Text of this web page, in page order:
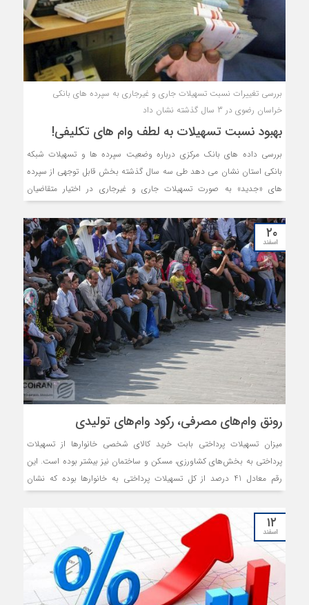
بررسی تغییرات نسبت تسهیلات جاری و غیرجاری به سپرده های بانکی
خراسان رضوی در 3 سال گذشته نشان داد
بهبود نسبت تسهیلات به لطف وام های تکلیفی!
بررسی داده های بانک مرکزی درباره وضعیت سپرده ها و تسهیلات شبکه
بانکی استان نشان می دهد طی سه سال گذشته بخش قابل توجهی از سپرده
های «جدید» به صورت تسهیلات جاری و غیرجاری در اختیار متقاضیان
قرارگرفته و موجب بهبود 10 درصدی نسبت تسهیلات به سپرده ها شده است
که به نظر این بهبود ناشی از پرداخت وام های تکلیفی باشد.
۲۰
اسفند
رونق وام‌های مصرفی، رکود وام‌های تولیدی
میزان تسهیلات پرداختی بابت خرید کالای شخصی خانوارها از تسهیلات
پرداختی به بخش‌های کشاورزی، مسکن و ساختمان نیز بیشتر بوده است. این
رقم معادل 41 درصد از کل تسهیلات پرداختی به خانوارها بوده که نشان
۱۲
اسفند